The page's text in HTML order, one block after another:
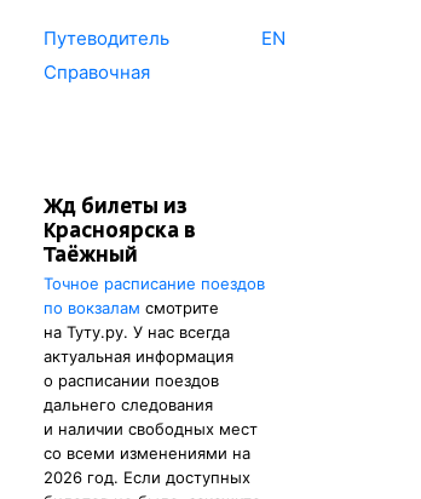
Путеводитель
Справочная
EN
Жд билеты из
Красноярска в
Таёжный
Точное расписание поездов
по вокзалам смотрите
на Туту.ру. У нас всегда
актуальная информация
о расписании поездов
дальнего следования
и наличии свободных мест
со всеми изменениями на
2026 год. Если доступных